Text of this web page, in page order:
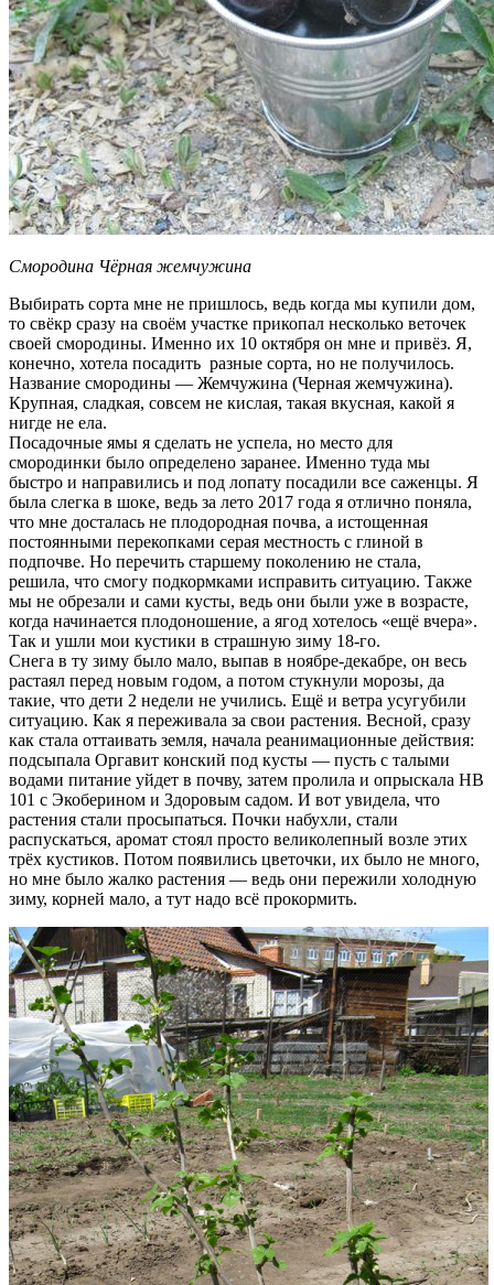
Смородина Чёрная жемчужина
Выбирать сорта мне не пришлось, ведь когда мы купили дом,
то свёкр сразу на своём участке прикопал несколько веточек
своей смородины. Именно их 10 октября он мне и привёз. Я,
конечно, хотела посадить разные сорта, но не получилось.
Название смородины — Жемчужина (Черная жемчужина).
Крупная, сладкая, совсем не кислая, такая вкусная, какой я
нигде не ела.
Посадочные ямы я сделать не успела, но место для
смородинки было определено заранее. Именно туда мы
быстро и направились и под лопату посадили все саженцы. Я
была слегка в шоке, ведь за лето 2017 года я отлично поняла,
что мне досталась не плодородная почва, а истощенная
постоянными перекопками серая местность с глиной в
подпочве. Но перечить старшему поколению не стала,
решила, что смогу подкормками исправить ситуацию. Также
мы не обрезали и сами кусты, ведь они были уже в возрасте,
когда начинается плодоношение, а ягод хотелось «ещё вчера».
Так и ушли мои кустики в страшную зиму 18-го.
Снега в ту зиму было мало, выпав в ноябре-декабре, он весь
растаял перед новым годом, а потом стукнули морозы, да
такие, что дети 2 недели не учились. Ещё и ветра усугубили
ситуацию. Как я переживала за свои растения. Весной, сразу
как стала оттаивать земля, начала реанимационные действия:
подсыпала Оргавит конский под кусты — пусть с талыми
водами питание уйдет в почву, затем пролила и опрыскала НВ
101 с Экоберином и Здоровым садом. И вот увидела, что
растения стали просыпаться. Почки набухли, стали
распускаться, аромат стоял просто великолепный возле этих
трёх кустиков. Потом появились цветочки, их было не много,
но мне было жалко растения — ведь они пережили холодную
зиму, корней мало, а тут надо всё прокормить.